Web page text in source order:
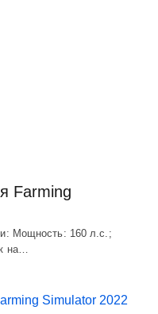
Farming
Мощноcть: 160 л.c.;
на…